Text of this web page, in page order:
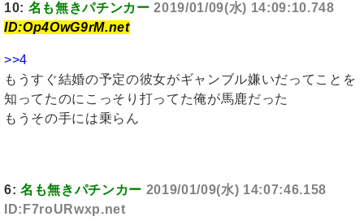
10: 名も無きパチンカー 2019/01/09(水) 14:09:10.748
ID:Op4OwG9rM.net
>>4
もうすぐ結婚の予定の彼女がギャンブル嫌いだってことを
知ってたのにこっそり打ってた俺が馬鹿だった
もうその手には乗らん
6: 名も無きパチンカー 2019/01/09(水) 14:07:46.158
ID:F7roURwxp.net